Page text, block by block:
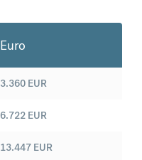
Euro
3.360 EUR
6.722 EUR
13.447 EUR